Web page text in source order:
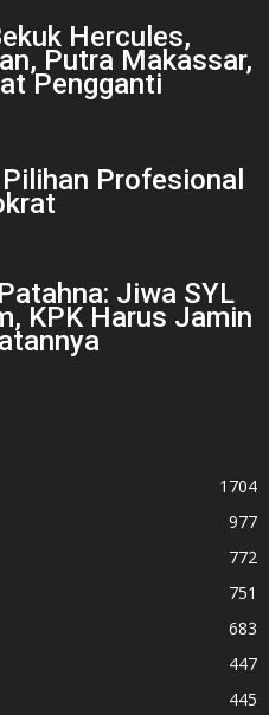
Hercules,
Putra Makassar,
Pengganti
Profesional
Jiwa SYL
KPK Harus Jamin
1704
977
772
751
683
447
445